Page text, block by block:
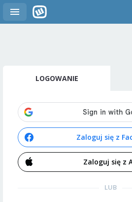
LOGOWANIE
Zaloguj się z
Zaloguj się z
LUB